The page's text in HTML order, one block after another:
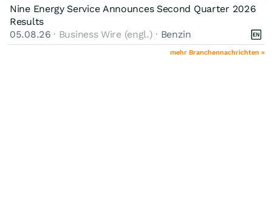
Nine Energy Service Announces Second Quarter 2026
Results
05.08.26 · Business Wire (engl.) · Benzin
mehr Branchennachrichten »